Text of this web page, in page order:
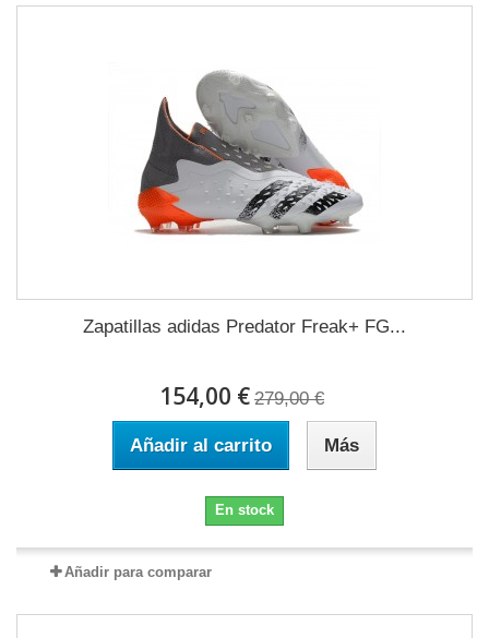
Zapatillas adidas Predator Freak+ FG...
154,00 € 279,00 €
Añadir al carrito Más
En stock
Añadir para comparar